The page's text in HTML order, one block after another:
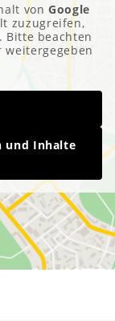
vonGoogle
zuzugreifen,
Bitte beachten
weitergegeben
und Inhalte